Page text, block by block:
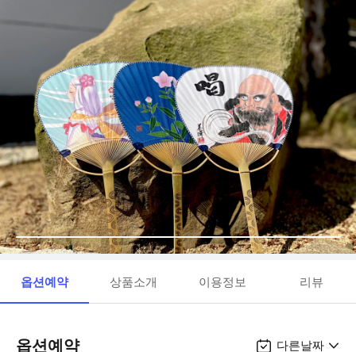
옵션예약 상품소개 이용정보 리뷰
옵션예약 다른날짜